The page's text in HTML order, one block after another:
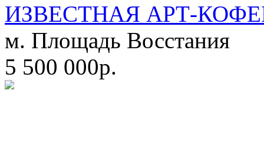
ИЗВЕСТНАЯ АРТ-
м. Площадь Восстания
5 500 000р.